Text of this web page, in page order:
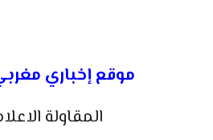
موقع إخباري
المقاولة